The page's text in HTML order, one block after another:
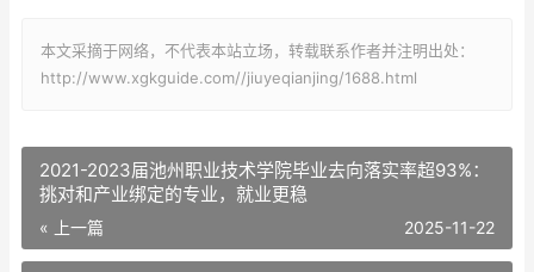
本文采摘于网络，不代表本站立场，转载联系作者并注明出处：
http://www.xgkguide.com//jiuyeqianjing/1688.html
2021-2023届池州职业技术学院毕业去向落实率超93%：
挑对和产业绑定的专业，就业更稳
« 上一篇 2025-11-22